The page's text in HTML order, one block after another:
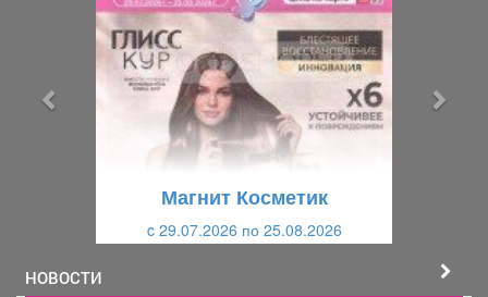
Магнит Косметик
c 29.07.2026 по 25.08.2026
НОВОСТИ